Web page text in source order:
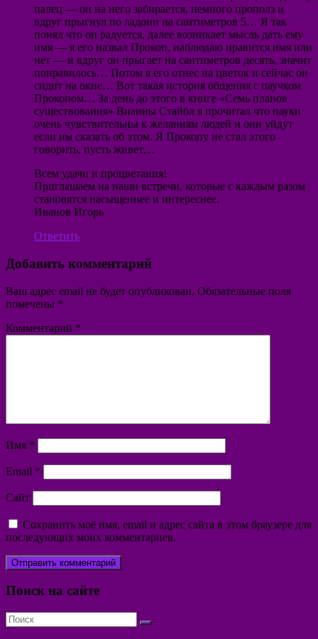
палец — он на него забирается, немного прополз и
вдруг прыгнул по ладони на сантиметров 5… Я так
понял что он радуется, далее возникает мысль дать ему
имя — я его назвал Прокоп, наблюдаю нравится имя или
нет — и вдруг он прыгает на сантиметров десять, значит
понравилось… Потом я его отнес на цветок и сейчас он
сидит на окне… Вот такая история общения с паучком
Прокопом… За день до этого в книге «Семь планов
существования» Вианны Стайбл я прочитал что пауки
очень чувствительны к желаниям людей и они уйдут
если им сказать об этом. Я Прокопу не стал этого
говорить, пусть живет…
Всем удачи и процветания!
Приглашаем на наши встречи, которые с каждым разом
становятся насыщеннее и интереснее.
Иванов Игорь
Ответить
Добавить комментарий
Ваш адрес email не будет опубликован. Обязательные поля
помечены *
Комментарий *
Имя *
Email *
Сайт
Сохранить моё имя, email и адрес сайта в этом браузере для
последующих моих комментариев.
Поиск на сайте